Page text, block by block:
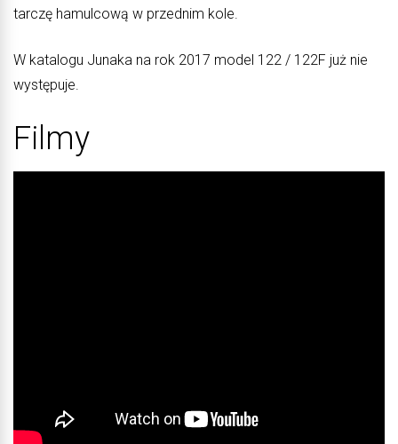
tarczę hamulcową w przednim kole.
W katalogu Junaka na rok 2017 model 122 / 122F już nie
występuje.
Filmy